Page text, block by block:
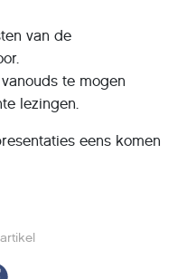
van de
te mogen
lezingen.
eens komen